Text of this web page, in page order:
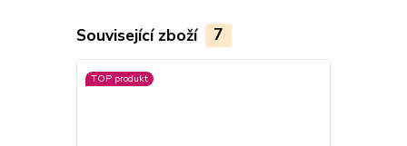
Související zboží 7
TOP produkt